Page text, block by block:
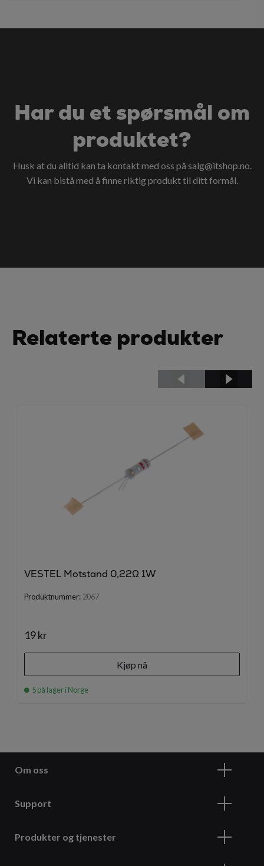
Har du et spørsmål om
produktet?
Husk at du alltid kan ta kontakt med oss på salg@itshop.no.
Vi kan bistå med å finne riktig produkt til ditt formål.
Relaterte produkter
VESTEL Motstand 0,22Ω 1W
Produktnummer: 2067
19 kr
Kjøp nå
5 på lager i Norge
Om oss
Support
Produkter og tjenester